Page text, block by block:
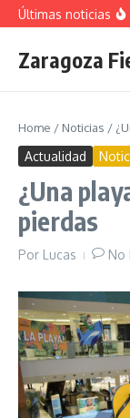
Saltar al contenido
Últimas noticias
Zaragoza
Home / Noticias /
Actualidad
¿Una
pierdas
Por Lucas No